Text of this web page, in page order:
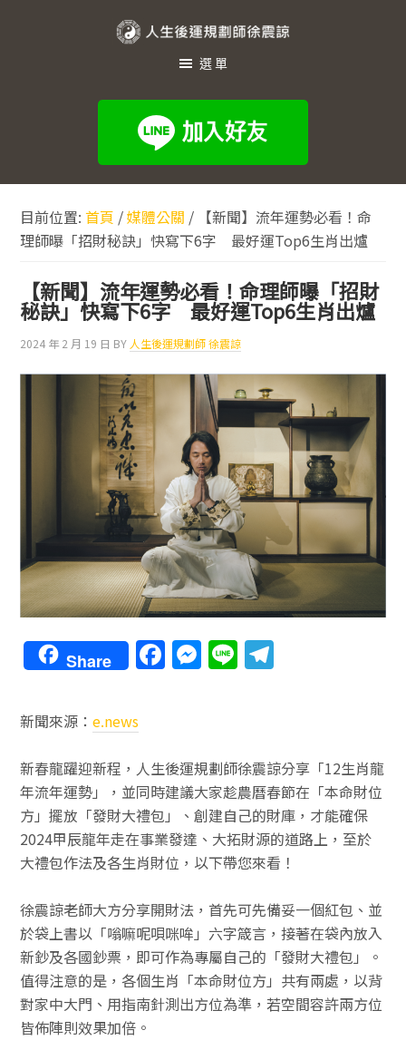
規
師
徐
震
諒
選單
目前位置:首頁 /媒體公關 / 【新聞】流年運勢必看！命
理師曝「招財秘訣」快寫下6字 最好運Top6生肖出爐
【新聞】流年運勢必看！命理師曝「招財
秘訣」快寫下6字 最好運Top6生肖出爐
2024 年 2 月 19 日 BY 人生後運規劃師 徐震諒
Share F
b
o
o
k
M
n
g
er
Li
a
m
新聞來源：e.news
新春龍躍迎新程，人生後運規劃師徐震諒分享「12生肖龍
年流年運勢」，並同時建議大家趁農曆春節在「本命財位
方」擺放「發財大禮包」、創建自己的財庫，才能確保
2024甲辰龍年走在事業發達、大拓財源的道路上，至於
大禮包作法及各生肖財位，以下帶您來看！
徐震諒老師大方分享開財法，首先可先備妥一個紅包、並
於袋上書以「嗡嘛呢唄咪哞」六字箴言，接著在袋內放入
新鈔及各國鈔票，即可作為專屬自己的「發財大禮包」。
值得注意的是，各個生肖「本命財位方」共有兩處，以背
對家中大門、用指南針測出方位為準，若空間容許兩方位
皆佈陣則效果加倍。